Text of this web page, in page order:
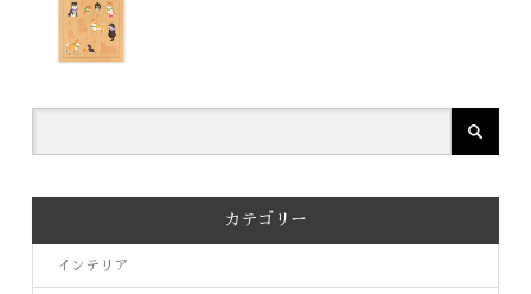
カテゴリー
インテリア